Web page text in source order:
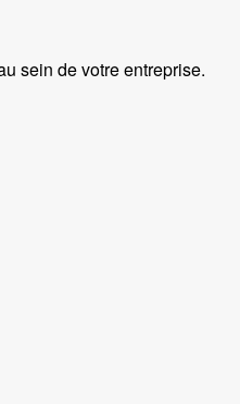
sein de votre entreprise.